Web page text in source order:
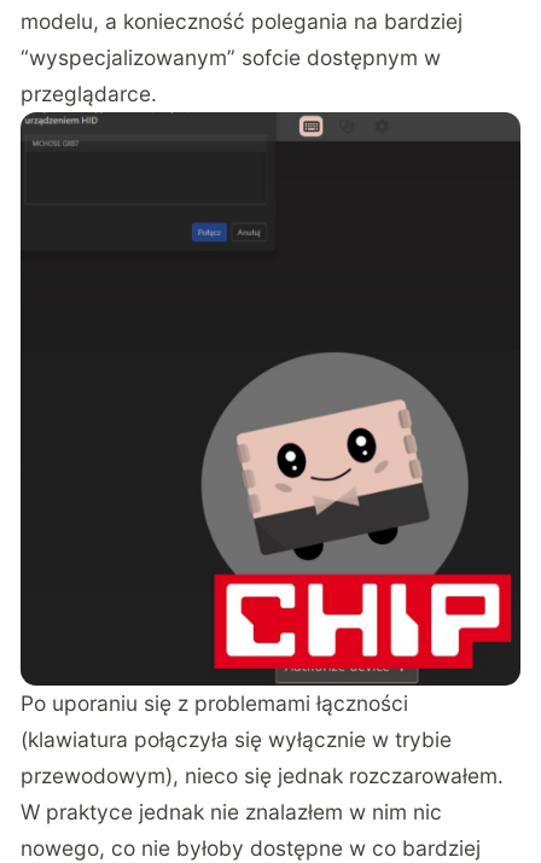
modelu, a konieczność polegania na bardziej
“wyspecjalizowanym” sofcie dostępnym w
przeglądarce.
Po uporaniu się z problemami łączności
(klawiatura połączyła się wyłącznie w trybie
przewodowym), nieco się jednak rozczarowałem.
W praktyce jednak nie znalazłem w nim nic
nowego, co nie byłoby dostępne w co bardziej